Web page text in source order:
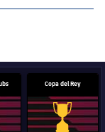
Copa del Rey